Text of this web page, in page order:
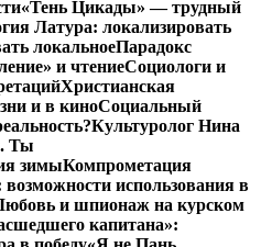
«Тень Цикады» — трудный
Латура: локализировать
локальноеПарадокс
и чтениеСоциологи и
Христианская
и в киноСоциальный
Культуролог Нина
Ты
зимыКомпрометация
возможности использования в
и шпионаж на курском
капитана»: